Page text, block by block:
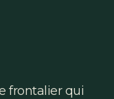
frontalier qui